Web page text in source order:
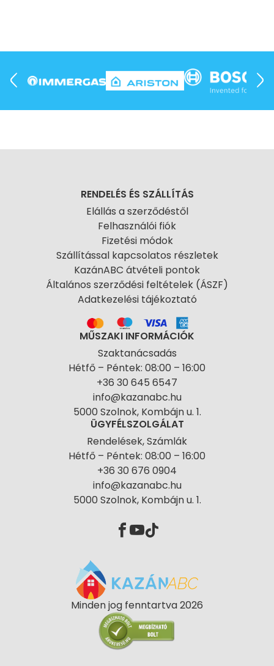
RENDELÉS ÉS SZÁLLÍTÁS
Elállás a szerződéstől
Felhasználói fiók
Fizetési módok
Szállítással kapcsolatos részletek
KazánABC átvételi pontok
Általános szerződési feltételek (ÁSZF)
Adatkezelési tájékoztató
MŰSZAKI INFORMÁCIÓK
Szaktanácsadás
Hétfő – Péntek: 08:00 – 16:00
+36 30 645 6547
info@kazanabc.hu
5000 Szolnok, Kombájn u. 1.
ÜGYFÉLSZOLGÁLAT
Rendelések, Számlák
Hétfő – Péntek: 08:00 – 16:00
+36 30 676 0904
info@kazanabc.hu
5000 Szolnok, Kombájn u. 1.
Minden jog fenntartva 2026